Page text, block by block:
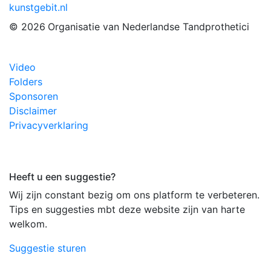
kunstgebit.nl
© 2026 Organisatie van Nederlandse Tandprothetici
Video
Folders
Sponsoren
Disclaimer
Privacyverklaring
Heeft u een suggestie?
Wij zijn constant bezig om ons platform te verbeteren.
Tips en suggesties mbt deze website zijn van harte
welkom.
Suggestie sturen